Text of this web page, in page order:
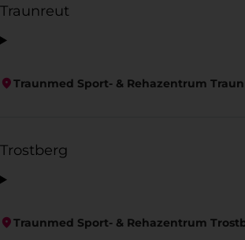
Traunreut
Traunmed Sport- & Rehazentrum
Trostberg
Traunmed Sport- & Rehazentrum